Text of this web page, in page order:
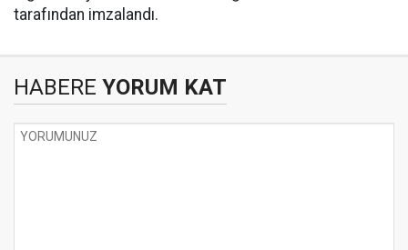
tarafından imzalandı.
HABERE YORUM KAT